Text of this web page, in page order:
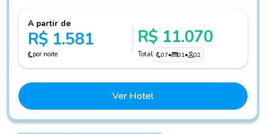
A partir de
R$ 1.581
por noite
R$ 11.070
Total 07• 01• 02
Ver Hotel